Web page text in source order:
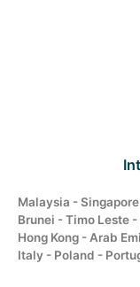
Malaysia -
Brunei - Timo Leste
Hong Kong - Arab
Italy - Poland -